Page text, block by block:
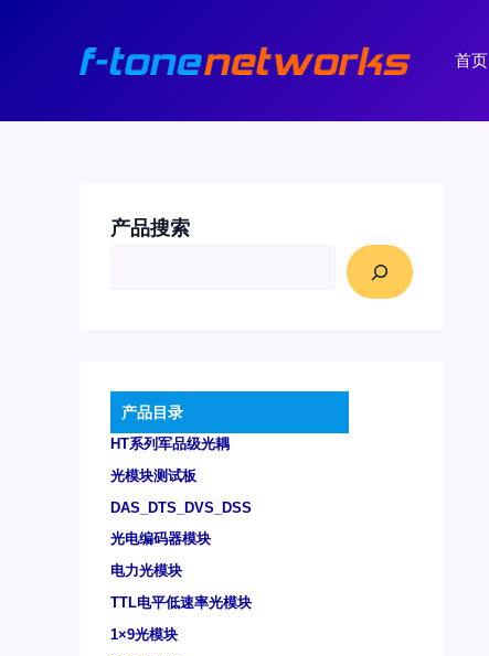
首页
产品搜索
产品目录
HT系列军品级光耦
光模块测试板
DAS_DTS_DVS_DSS
光电编码器模块
电力光模块
TTL电平低速率光模块
1×9光模块